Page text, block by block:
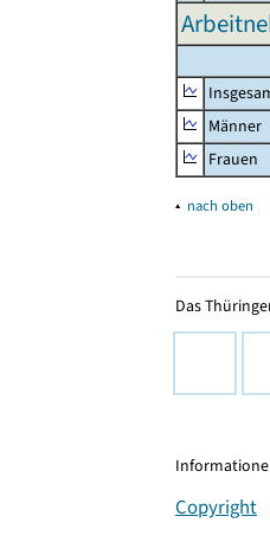
Männer
Frauen
▴ nach oben
Das
Copyright